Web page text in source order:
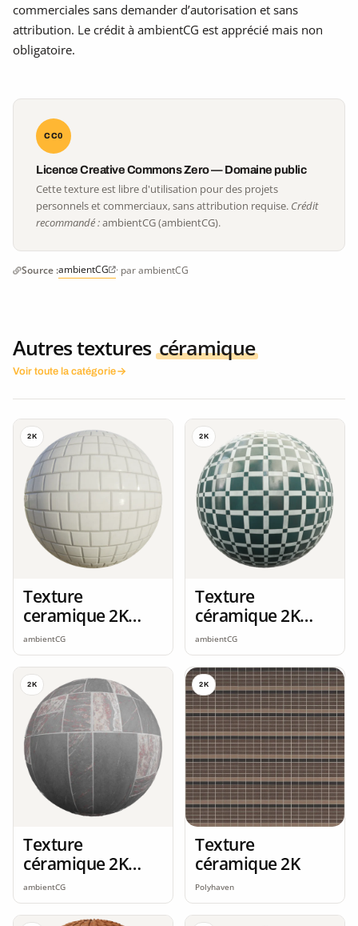
commerciales sans demander d’autorisation et sans
attribution. Le crédit à ambientCG est apprécié mais non
obligatoire.
CC0
Licence Creative Commons Zero — Domaine public
Cette texture est libre d'utilisation pour des projets
personnels et commerciaux, sans attribution requise. Crédit
recommandé :ambientCG (ambientCG).
Source :ambientCG · par ambientCG
Autres textures céramique
Voir toute la catégorie
2K
Texture
ceramique 2K
seamless
ambientCG
2K
Texture
céramique 2K
seamless
ambientCG
2K
Texture
céramique 2K
seamless
ambientCG
2K
Texture
céramique 2K
Polyhaven